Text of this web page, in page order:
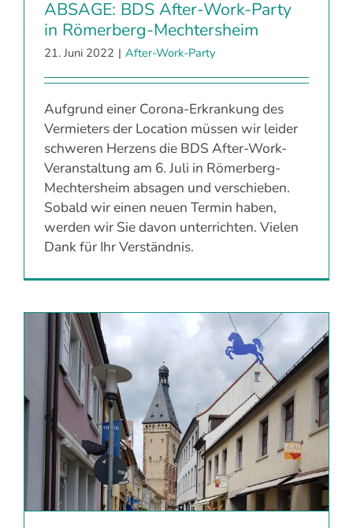
ABSAGE: BDS After-Work-Party
in Römerberg-Mechtersheim
21. Juni 2022 | After-Work-Party
Aufgrund einer Corona-Erkrankung des
Vermieters der Location müssen wir leider
schweren Herzens die BDS After-Work-
Veranstaltung am 6. Juli in Römerberg-
Mechtersheim absagen und verschieben.
Sobald wir einen neuen Termin haben,
werden wir Sie davon unterrichten. Vielen
Dank für Ihr Verständnis.